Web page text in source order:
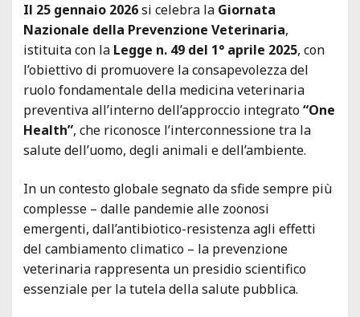
Il 25 gennaio 2026si celebra la Giornata
Nazionale della Prevenzione Veterinaria,
istituita con la Legge n. 49 del 1° aprile 2025, con
l’obiettivo di promuovere la consapevolezza del
ruolo fondamentale della medicina veterinaria
preventiva all’interno dell’approccio integrato“One
Health”, che riconosce l’interconnessione tra la
salute dell’uomo, degli animali e dell’ambiente.
In un contesto globale segnato da sfide sempre più
complesse – dalle pandemie alle zoonosi
emergenti, dall’antibiotico-resistenza agli effetti
del cambiamento climatico – la prevenzione
veterinaria rappresenta un presidio scientifico
essenziale per la tutela della salute pubblica.